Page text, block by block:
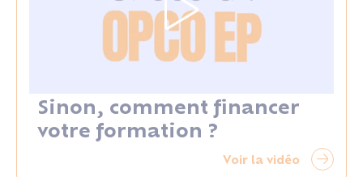
Sinon, comment financer
votre formation ?
Voir la vidéo